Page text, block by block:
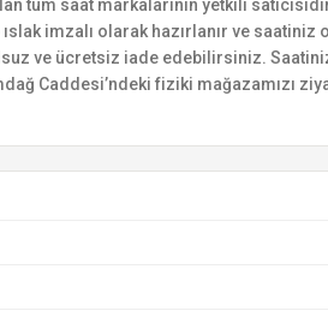
tüm saat markalarının yetkili
imzalı olarak hazırlanır ve
ve ücretsiz iade edebilirsiniz.
Caddesi’ndeki fiziki mağazamızı